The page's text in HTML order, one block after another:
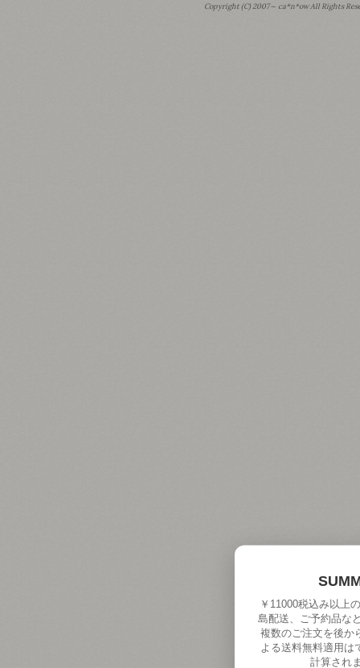
Copyright (C) 2007～ ca*n*ow All Rights
￥11000税込み以上
島配送、ご予約品な
複数のご注文を後か
よる送料無料適用は
計算され